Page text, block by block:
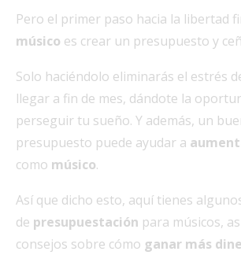
Pero el primer paso hacia la libertad
músico es crear un presupuesto y
Solo haciéndolo eliminarás el estrés
llegar a fin de mes, dándote la
perseguir tu sueño. Y además, un
presupuesto puede ayudar a
como músico.
Así que dicho esto, aquí tienes
de presupuestación para músicos,
consejos sobre cómo ganar más